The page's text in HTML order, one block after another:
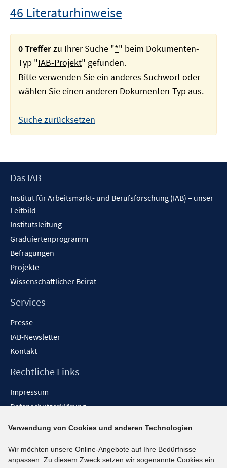
46 Literaturhinweise
0 Trefferzu Ihrer Suche "*" beim Dokumenten-
Typ "IAB-Projekt" gefunden.
Bitte verwenden Sie ein anderes Suchwort oder
wählen Sie einen anderen Dokumenten-Typ aus.
Suche zurücksetzen
Footer
Das IAB
Institut für Arbeitsmarkt- und Berufsforschung (IAB) – unser
Leitbild
Institutsleitung
Graduiertenprogramm
Befragungen
Projekte
Wissenschaftlicher Beirat
Services
Presse
IAB-Newsletter
Kontakt
Rechtliche Links
Impressum
Datenschutzerklärung
Barrieren melden
Social-Media-Kanäle
Verwendung von Cookies und anderen Technologien
Wir möchten unsere Online-Angebote auf Ihre Bedürfnisse
anpassen. Zu diesem Zweck setzen wir sogenannte Cookies ein.